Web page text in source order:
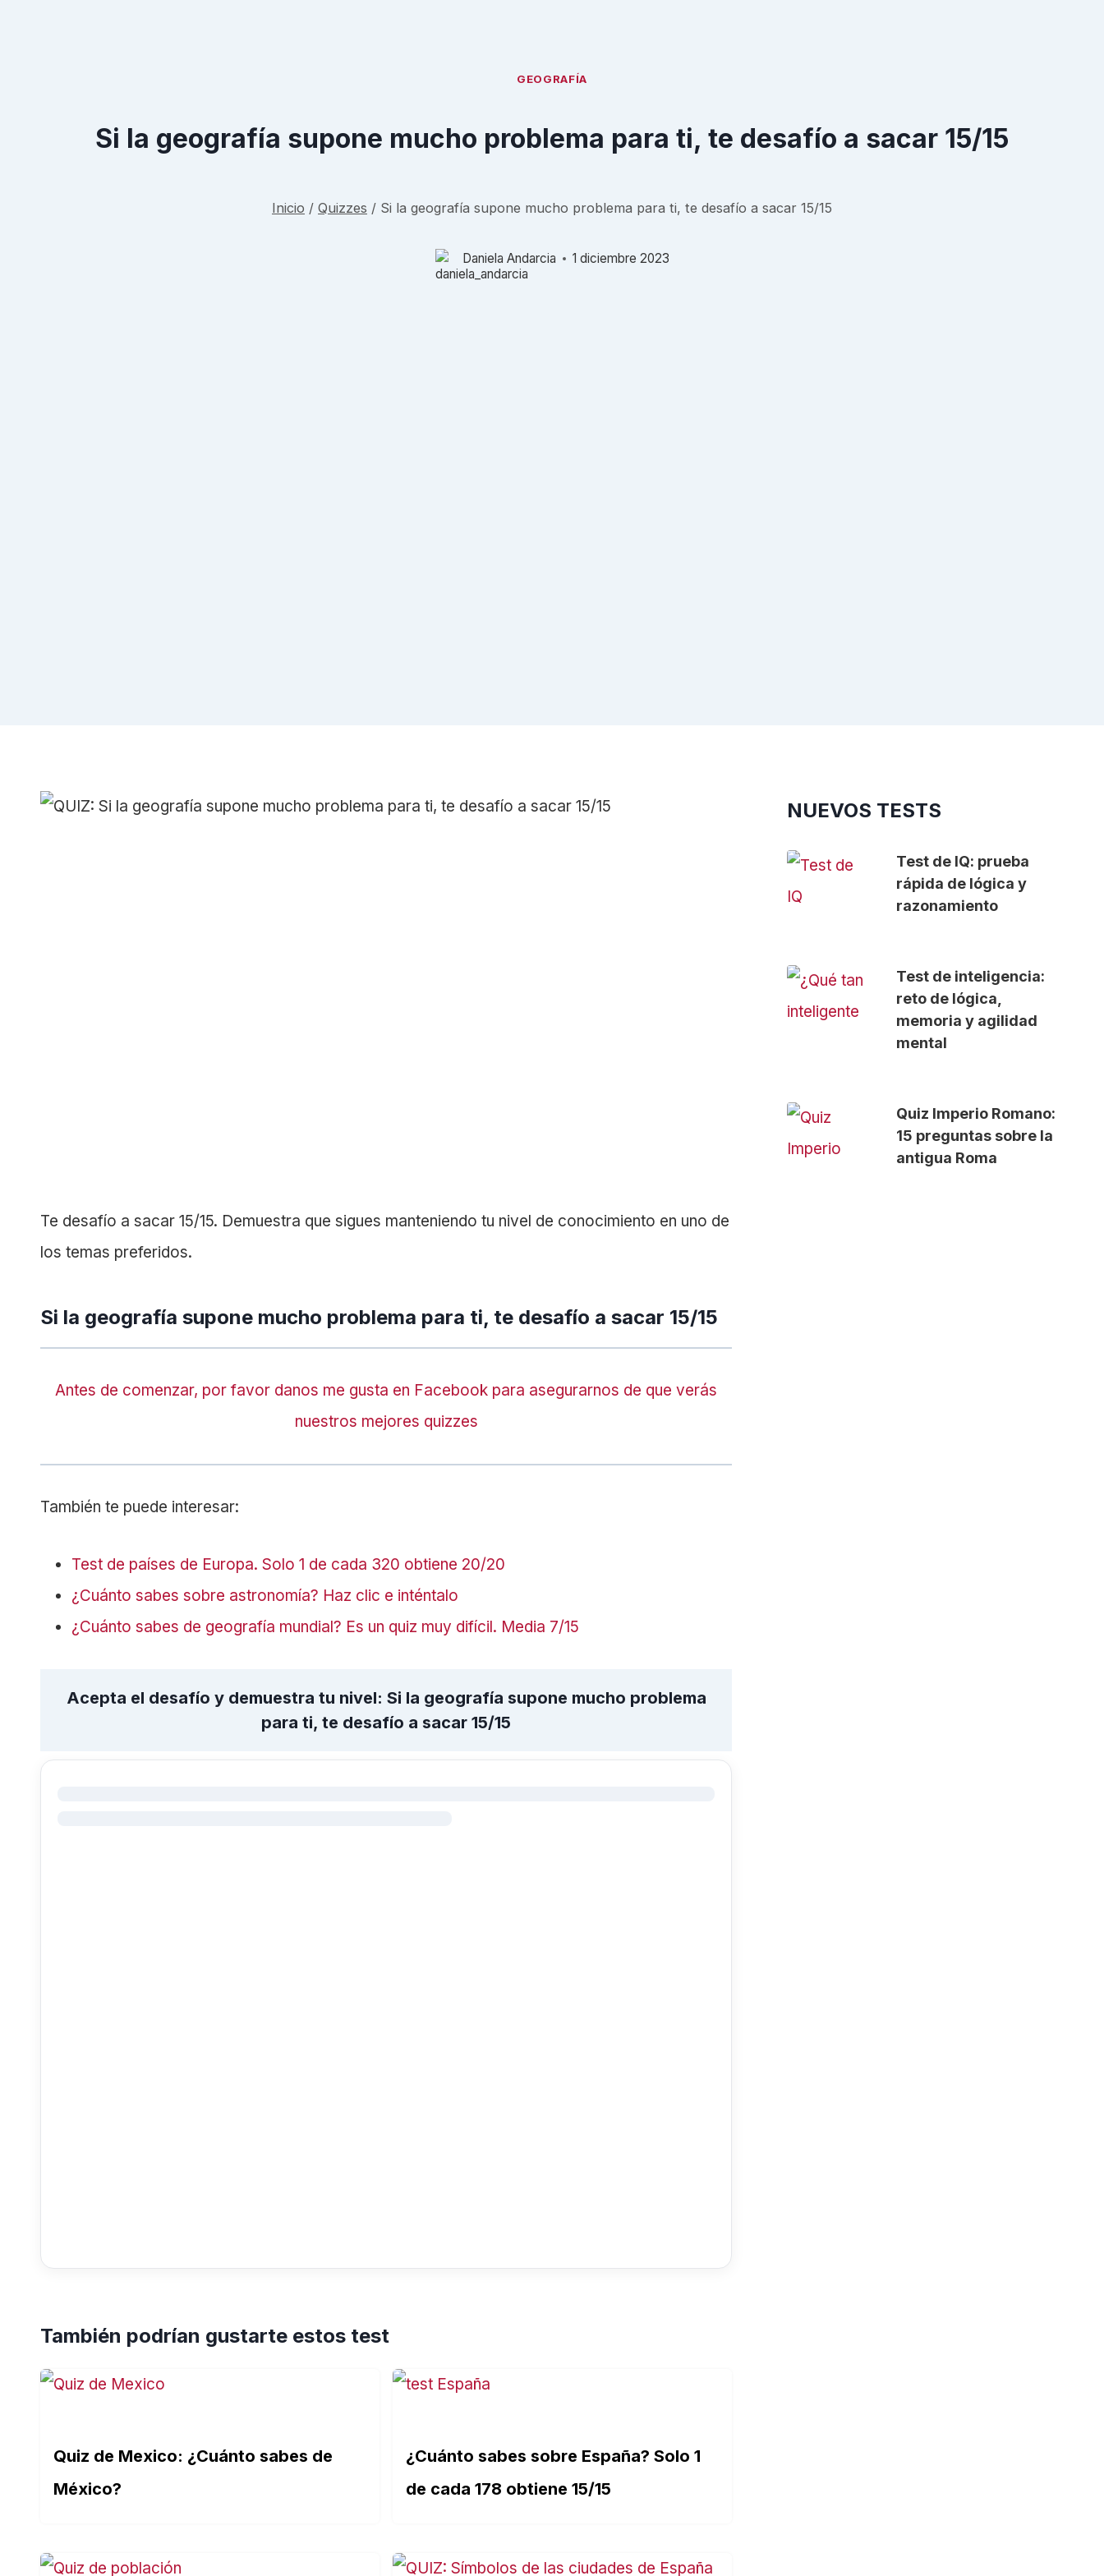
GEOGRAFÍA
Si la geografía supone mucho problema para ti, te desafío a sacar 15/15
Inicio / Quizzes / Si la geografía supone mucho problema para ti, te desafío a sacar 15/15
Daniela Andarcia 1 diciembre 2023
Te desafío a sacar 15/15. Demuestra que sigues manteniendo tu nivel de conocimiento en uno de
los temas preferidos.
Si la geografía supone mucho problema para ti, te desafío a sacar 15/15
Antes de comenzar, por favor danos me gusta en Facebook para asegurarnos de que verás
nuestros mejores quizzes
También te puede interesar:
Test de países de Europa. Solo 1 de cada 320 obtiene 20/20
¿Cuánto sabes sobre astronomía? Haz clic e inténtalo
¿Cuánto sabes de geografía mundial? Es un quiz muy difícil. Media 7/15
Acepta el desafío y demuestra tu nivel: Si la geografía supone mucho problema
para ti, te desafío a sacar 15/15
También podrían gustarte estos test
Quiz de Mexico: ¿Cuánto sabes de
México?
¿Cuánto sabes sobre España? Solo 1
de cada 178 obtiene 15/15
NUEVOS TESTS
Test de IQ: prueba
rápida de lógica y
razonamiento
Test de inteligencia:
reto de lógica,
memoria y agilidad
mental
Quiz Imperio Romano:
15 preguntas sobre la
antigua Roma